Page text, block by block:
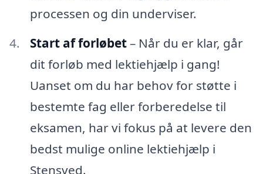
processen og din underviser.
Start af forløbet– Når du er klar, går
dit forløb med lektiehjælp i gang!
Uanset om du har behov for støtte i
bestemte fag eller forberedelse til
eksamen, har vi fokus på at levere den
bedst mulige online lektiehjælp i
Stensved.